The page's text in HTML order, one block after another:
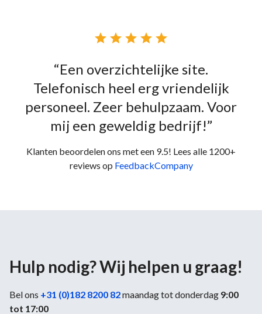
    
“Een overzichtelijke site.
Telefonisch heel erg vriendelijk
personeel. Zeer behulpzaam. Voor
mij een geweldig bedrijf!”
Klanten beoordelen ons met een 9.5! Lees alle 1200+
reviews op FeedbackCompany
Hulp nodig? Wij helpen u graag!
Bel ons +31 (0)182 8200 82maandag tot donderdag 9:00
tot 17:00